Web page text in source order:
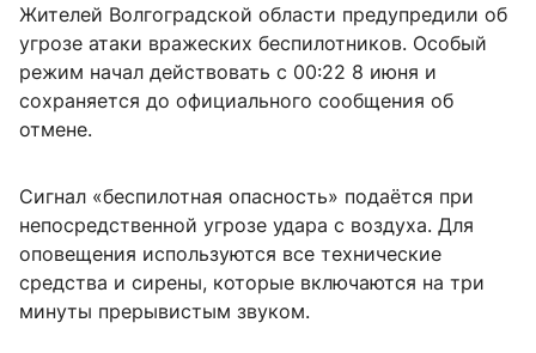
Жителей Волгоградской области предупредили об
угрозе атаки вражеских беспилотников. Особый
режим начал действовать с 00:22 8 июня и
сохраняется до официального сообщения об
отмене.
Сигнал «беспилотная опасность» подаётся при
непосредственной угрозе удара с воздуха. Для
оповещения используются все технические
средства и сирены, которые включаются на три
минуты прерывистым звуком.